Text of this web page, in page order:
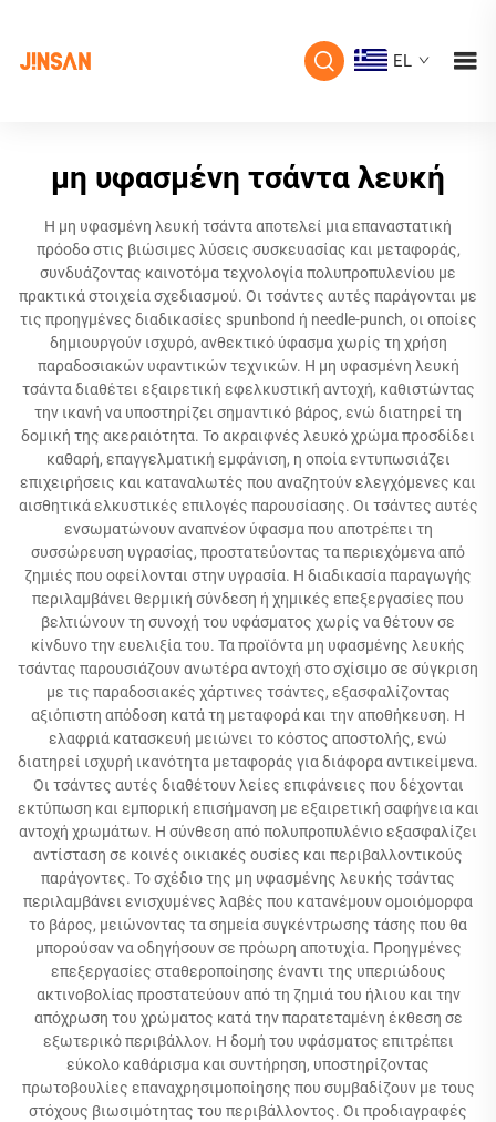
EL
μη υφασμένη τσάντα λευκή
Η μη υφασμένη λευκή τσάντα αποτελεί μια επαναστατική
πρόοδο στις βιώσιμες λύσεις συσκευασίας και μεταφοράς,
συνδυάζοντας καινοτόμα τεχνολογία πολυπροπυλενίου με
πρακτικά στοιχεία σχεδιασμού. Οι τσάντες αυτές παράγονται με
τις προηγμένες διαδικασίες spunbond ή needle-punch, οι οποίες
δημιουργούν ισχυρό, ανθεκτικό ύφασμα χωρίς τη χρήση
παραδοσιακών υφαντικών τεχνικών. Η μη υφασμένη λευκή
τσάντα διαθέτει εξαιρετική εφελκυστική αντοχή, καθιστώντας
την ικανή να υποστηρίζει σημαντικό βάρος, ενώ διατηρεί τη
δομική της ακεραιότητα. Το ακραιφνές λευκό χρώμα προσδίδει
καθαρή, επαγγελματική εμφάνιση, η οποία εντυπωσιάζει
επιχειρήσεις και καταναλωτές που αναζητούν ελεγχόμενες και
αισθητικά ελκυστικές επιλογές παρουσίασης. Οι τσάντες αυτές
ενσωματώνουν αναπνέον ύφασμα που αποτρέπει τη
συσσώρευση υγρασίας, προστατεύοντας τα περιεχόμενα από
ζημιές που οφείλονται στην υγρασία. Η διαδικασία παραγωγής
περιλαμβάνει θερμική σύνδεση ή χημικές επεξεργασίες που
βελτιώνουν τη συνοχή του υφάσματος χωρίς να θέτουν σε
κίνδυνο την ευελιξία του. Τα προϊόντα μη υφασμένης λευκής
τσάντας παρουσιάζουν ανωτέρα αντοχή στο σχίσιμο σε σύγκριση
με τις παραδοσιακές χάρτινες τσάντες, εξασφαλίζοντας
αξιόπιστη απόδοση κατά τη μεταφορά και την αποθήκευση. Η
ελαφριά κατασκευή μειώνει το κόστος αποστολής, ενώ
διατηρεί ισχυρή ικανότητα μεταφοράς για διάφορα αντικείμενα.
Οι τσάντες αυτές διαθέτουν λείες επιφάνειες που δέχονται
εκτύπωση και εμπορική επισήμανση με εξαιρετική σαφήνεια και
αντοχή χρωμάτων. Η σύνθεση από πολυπροπυλένιο εξασφαλίζει
αντίσταση σε κοινές οικιακές ουσίες και περιβαλλοντικούς
παράγοντες. Το σχέδιο της μη υφασμένης λευκής τσάντας
περιλαμβάνει ενισχυμένες λαβές που κατανέμουν ομοιόμορφα
το βάρος, μειώνοντας τα σημεία συγκέντρωσης τάσης που θα
μπορούσαν να οδηγήσουν σε πρόωρη αποτυχία. Προηγμένες
επεξεργασίες σταθεροποίησης έναντι της υπεριώδους
ακτινοβολίας προστατεύουν από τη ζημιά του ήλιου και την
απόχρωση του χρώματος κατά την παρατεταμένη έκθεση σε
εξωτερικό περιβάλλον. Η δομή του υφάσματος επιτρέπει
εύκολο καθάρισμα και συντήρηση, υποστηρίζοντας
πρωτοβουλίες επαναχρησιμοποίησης που συμβαδίζουν με τους
στόχους βιωσιμότητας του περιβάλλοντος. Οι προδιαγραφές